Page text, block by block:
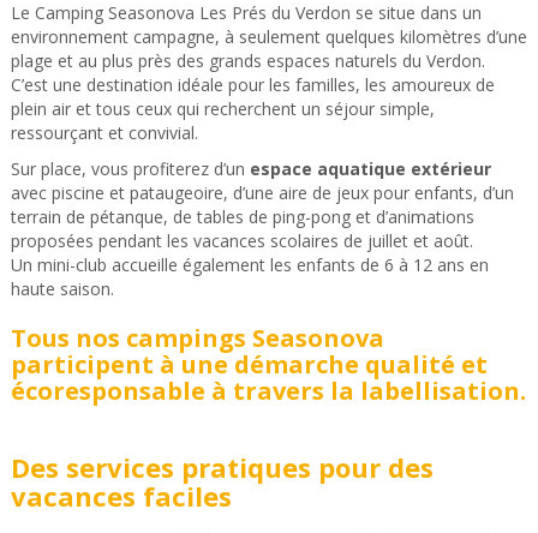
Le Camping Seasonova Les Prés du Verdon se situe dans un
environnement campagne, à seulement quelques kilomètres d’une
plage et au plus près des grands espaces naturels du Verdon.
C’est une destination idéale pour les familles, les amoureux de
plein air et tous ceux qui recherchent un séjour simple,
ressourçant et convivial.
Sur place, vous profiterez d’un espace aquatique extérieur
avec piscine et pataugeoire, d’une aire de jeux pour enfants, d’un
terrain de pétanque, de tables de ping-pong et d’animations
proposées pendant les vacances scolaires de juillet et août.
Un mini-club accueille également les enfants de 6 à 12 ans en
haute saison.
Tous nos campings Seasonova
participent à une démarche qualité et
écoresponsable à travers la labellisation.
Des services pratiques pour des
vacances faciles